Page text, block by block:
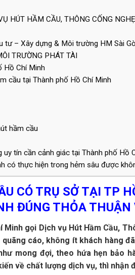
HÚT HẦM CẦU, THÔNG CỐNG
tư – Xây dựng & Môi trường HM Sài
TRƯỜNG PHÁT TÀI
Hồ Chí Minh
cầu tại Thành phố Hồ Chí Minh
hầm cầu
uy tín cần cảnh giác tại Thành phố Hồ
có thực hiện trong hẻm sâu được
CÓ TRỤ SỞ TẠI TP
ĐÚNG THỎA
Minh gọi Dịch vụ Hút Hầm Cầu,
cáo, không ít khách hàng
mong đợi, theo hứa hẹn bảo
về chất lượng dịch vụ, thì nhận